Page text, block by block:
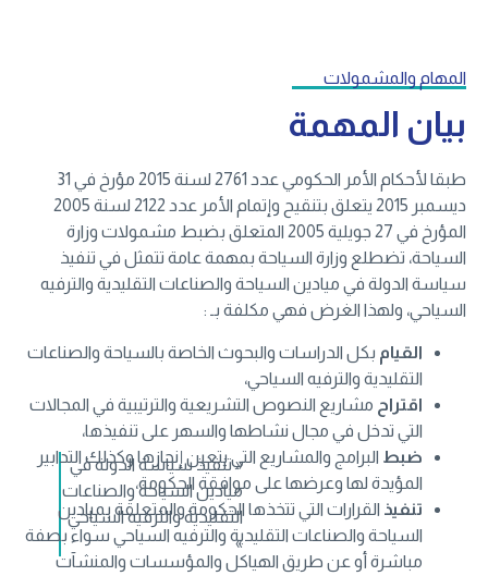
المهام والمشمولات
بيان المهمة
طبقا لأحكام الأمر الحكومي عدد 2761 لسنة 2015 مؤرخ في 31
ديسمبر 2015 يتعلق بتنقيح وإتمام الأمر عدد 2122 لسنة 2005
المؤرخ في 27 جويلية 2005 المتعلق بضبط مشمولات وزارة
السياحة، تضطلع وزارة السياحة بمهمة عامة تتمثل في تنفيذ
سياسة الدولة في ميادين السياحة والصناعات التقليدية والترفيه
السياحي، ولهذا الغرض فهي مكلفة بـ :
القيام بكل الدراسات والبحوث الخاصة بالسياحة والصناعات
التقليدية والترفيه السياحي،
اقتراح مشاريع النصوص التشريعية والترتيبية في المجالات
التي تدخل في مجال نشاطها والسهر على تنفيذها،
ضبط البرامج والمشاريع التي يتعين إنجازها وكذلك التدابير
المؤيدة لها وعرضها على موافقة الحكومة،
تنفيذ القرارات التي تتخذها الحكومة والمتعلقة بميادين
السياحة والصناعات التقليدية والترفيه السياحي سواء بصفة
مباشرة أو عن طريق الهياكل والمؤسسات والمنشآت
« تنفيذ سياسة الدولة في
ميادين السياحة والصناعات
التقليدية والترفيه السياحي
»